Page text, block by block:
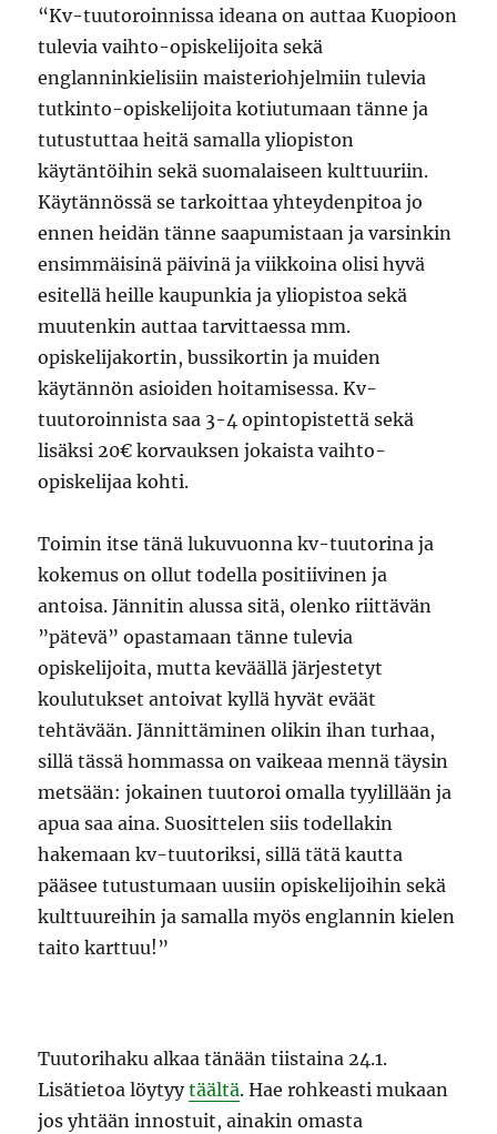
“Kv-tuutoroinnissa ideana on auttaa Kuopioon
tulevia vaihto-opiskelijoita sekä
englanninkielisiin maisteriohjelmiin tulevia
tutkinto-opiskelijoita kotiutumaan tänne ja
tutustuttaa heitä samalla yliopiston
käytäntöihin sekä suomalaiseen kulttuuriin.
Käytännössä se tarkoittaa yhteydenpitoa jo
ennen heidän tänne saapumistaan ja varsinkin
ensimmäisinä päivinä ja viikkoina olisi hyvä
esitellä heille kaupunkia ja yliopistoa sekä
muutenkin auttaa tarvittaessa mm.
opiskelijakortin, bussikortin ja muiden
käytännön asioiden hoitamisessa. Kv-
tuutoroinnista saa 3-4 opintopistettä sekä
lisäksi 20€ korvauksen jokaista vaihto-
opiskelijaa kohti.
Toimin itse tänä lukuvuonna kv-tuutorina ja
kokemus on ollut todella positiivinen ja
antoisa. Jännitin alussa sitä, olenko riittävän
”pätevä” opastamaan tänne tulevia
opiskelijoita, mutta keväällä järjestetyt
koulutukset antoivat kyllä hyvät eväät
tehtävään. Jännittäminen olikin ihan turhaa,
sillä tässä hommassa on vaikeaa mennä täysin
metsään: jokainen tuutoroi omalla tyylillään ja
apua saa aina. Suosittelen siis todellakin
hakemaan kv-tuutoriksi, sillä tätä kautta
pääsee tutustumaan uusiin opiskelijoihin sekä
kulttuureihin ja samalla myös englannin kielen
taito karttuu!”
Tuutorihaku alkaa tänään tiistaina 24.1.
Lisätietoa löytyytäältä. Hae rohkeasti mukaan
jos yhtään innostuit, ainakin omasta